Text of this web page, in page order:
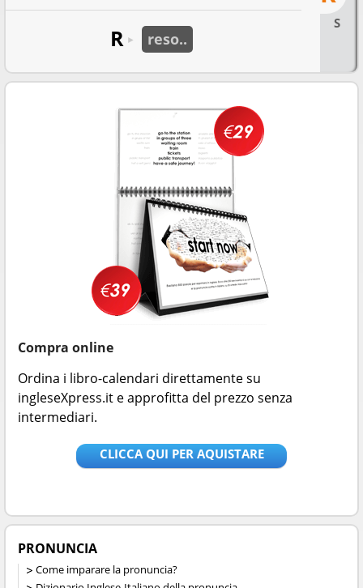
S
R ► reso..
Compra online
Ordina i libro-calendari direttamente su
ingleseXpress.it e approfitta del prezzo senza
intermediari.
CLICCA QUI PER AQUISTARE
PRONUNCIA
Come imparare la pronuncia?